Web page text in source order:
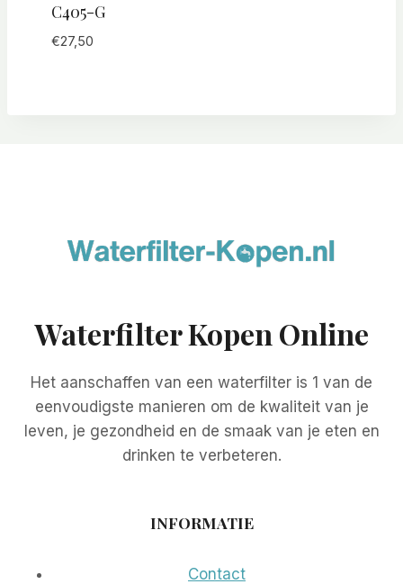
C405-G
€27,50
Waterfilter Kopen Online
Het aanschaffen van een waterfilter is 1 van de
eenvoudigste manieren om de kwaliteit van je
leven, je gezondheid en de smaak van je eten en
drinken te verbeteren.
INFORMATIE
Contact